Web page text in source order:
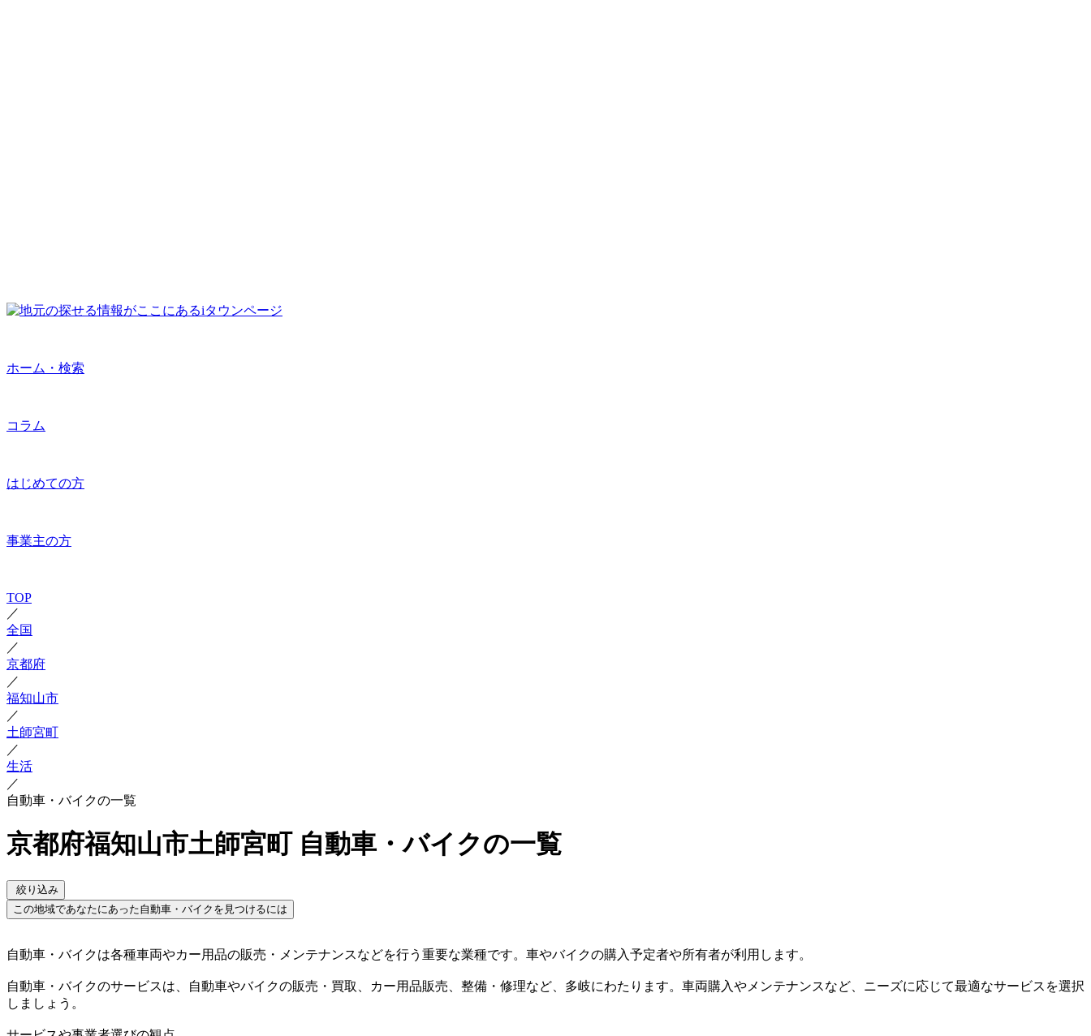
ホーム・検索
コラム
はじめての方
事業主の方
TOP
／
全国
／
京都府
／
福知山市
／
土師宮町
／
生活
／
自動車・バイクの一覧
京都府福知山市土師宮町 自動車・バイクの一覧
絞り込み
この地域であなたにあった自動車・バイクを見つけるには
自動車・バイクは各種車両やカー用品の販売・メンテナンスなどを行う重要な業種です。車やバイクの購入予定者や所有者が利用します。
自動車・バイクのサービスは、自動車やバイクの販売・買取、カー用品販売、整備・修理など、多岐にわたります。車両購入やメンテナンスなど、ニーズに応じて最適なサービスを選択
しましょう。